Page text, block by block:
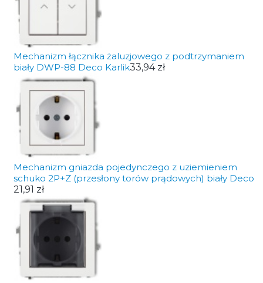
Mechanizm łącznika żaluzjowego z podtrzymaniem
biały DWP-88 Deco Karlik33,94 zł
Mechanizm gniazda pojedynczego z uziemieniem
schuko 2P+Z (przesłony torów prądowych) biały Deco
21,91 zł